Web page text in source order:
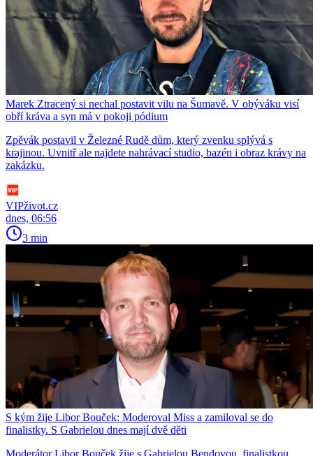
Marek Ztracený si nechal postavit vilu na Šumavě. V obýváku visí
obří kráva a syn má v pokoji pódium
Zpěvák postavil v Železné Rudě dům, který zvenku splývá s
krajinou. Uvnitř ale najdete nahrávací studio, bazén i obraz krávy na
zakázku.
VIPživot.cz
dnes, 06:56
3 min
S kým žije Libor Bouček: Moderoval Miss a zamiloval se do
finalistky. S Gabrielou dnes mají dvě děti